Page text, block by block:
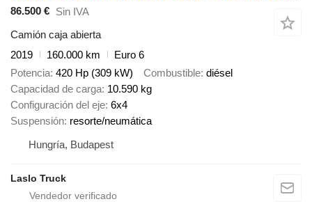
86.500 € Sin IVA
Camión caja abierta
2019
160.000 km
Euro 6
Potencia 420 Hp (309 kW) Combustible diésel
Capacidad de carga 10.590 kg
Configuración del eje 6x4
Suspensión resorte/neumática
Hungría, Budapest
Laslo Truck